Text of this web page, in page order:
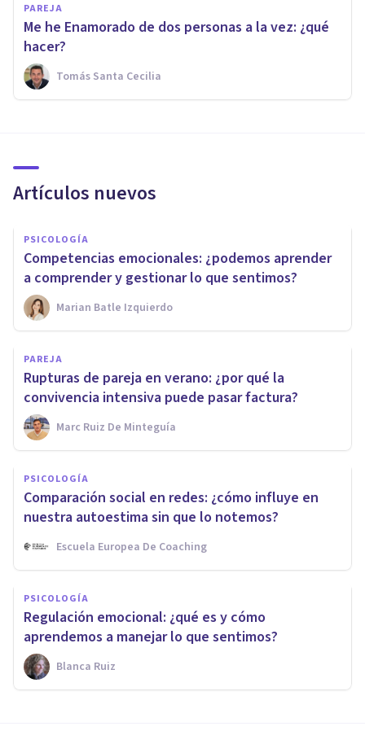
PAREJA
Me he Enamorado de dos personas a la vez: ¿qué
hacer?
Tomás Santa Cecilia
Artículos nuevos
PSICOLOGÍA
Competencias emocionales: ¿podemos aprender
a comprender y gestionar lo que sentimos?
Marian Batle Izquierdo
PAREJA
Rupturas de pareja en verano: ¿por qué la
convivencia intensiva puede pasar factura?
Marc Ruiz De Minteguía
PSICOLOGÍA
Comparación social en redes: ¿cómo influye en
nuestra autoestima sin que lo notemos?
Escuela Europea De Coaching
PSICOLOGÍA
Regulación emocional: ¿qué es y cómo
aprendemos a manejar lo que sentimos?
Blanca Ruiz